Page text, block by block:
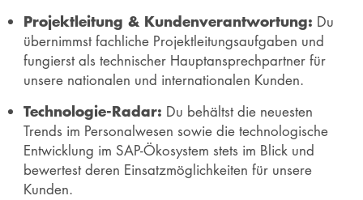
Projektleitung & Kundenverantwortung: Du
übernimmst fachliche Projektleitungsaufgaben und
fungierst als technischer Hauptansprechpartner für
unsere nationalen und internationalen Kunden.
Technologie-Radar: Du behältst die neuesten
Trends im Personalwesen sowie die technologische
Entwicklung im SAP-Ökosystem stets im Blick und
bewertest deren Einsatzmöglichkeiten für unsere
Kunden.